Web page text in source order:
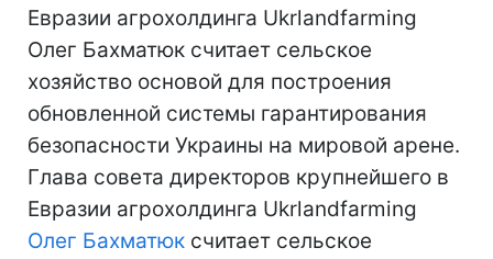
Евразии агрохолдинга Ukrlandfarming
Олег Бахматюк считает сельское
хозяйство основой для построения
обновленной системы гарантирования
безопасности Украины на мировой арене.
Глава совета директоров крупнейшего в
Евразии агрохолдинга Ukrlandfarming
Олег Бахматюк считает сельское